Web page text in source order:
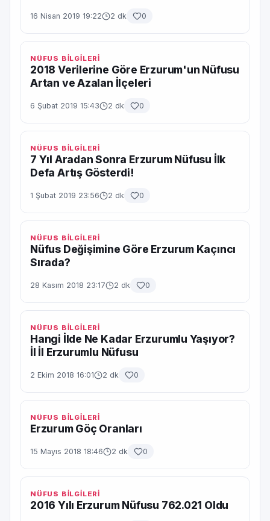
16 Nisan 2019 19:22 2 dk 0
NÜFUS BİLGİLERİ
2018 Verilerine Göre Erzurum'un Nüfusu
Artan ve Azalan İlçeleri
6 Şubat 2019 15:43 2 dk 0
NÜFUS BİLGİLERİ
7 Yıl Aradan Sonra Erzurum Nüfusu İlk
Defa Artış Gösterdi!
1 Şubat 2019 23:56 2 dk 0
NÜFUS BİLGİLERİ
Nüfus Değişimine Göre Erzurum Kaçıncı
Sırada?
28 Kasım 2018 23:17 2 dk 0
NÜFUS BİLGİLERİ
Hangi İlde Ne Kadar Erzurumlu Yaşıyor?
İl İl Erzurumlu Nüfusu
2 Ekim 2018 16:01 2 dk 0
NÜFUS BİLGİLERİ
Erzurum Göç Oranları
15 Mayıs 2018 18:46 2 dk 0
NÜFUS BİLGİLERİ
2016 Yılı Erzurum Nüfusu 762.021 Oldu